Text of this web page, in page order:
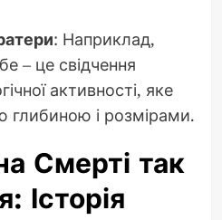
: Наприклад,
– це свідчення
активності, яке
глибиною і розмірами.
Смерті так
Історія